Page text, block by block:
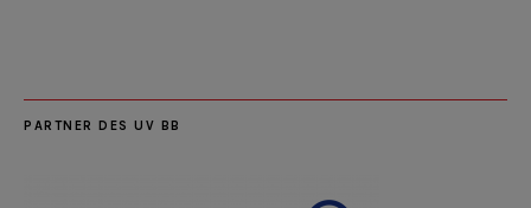
PARTNER DES UV BB